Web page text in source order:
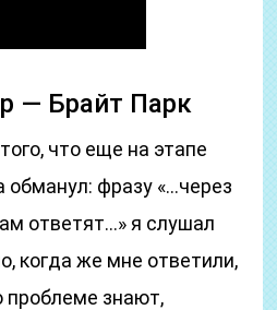
— Брайт Парк
что еще на этапе
обманул: фразу «…через
ответят…» я слушал
когда же мне ответили,
проблеме знают,